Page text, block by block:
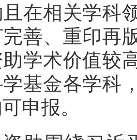
在相关学科
善、重印再
学术价值较
基金各学科
申报。